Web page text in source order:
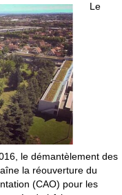
Le
le démantèlement des
la réouverture du
(CAO) pour les